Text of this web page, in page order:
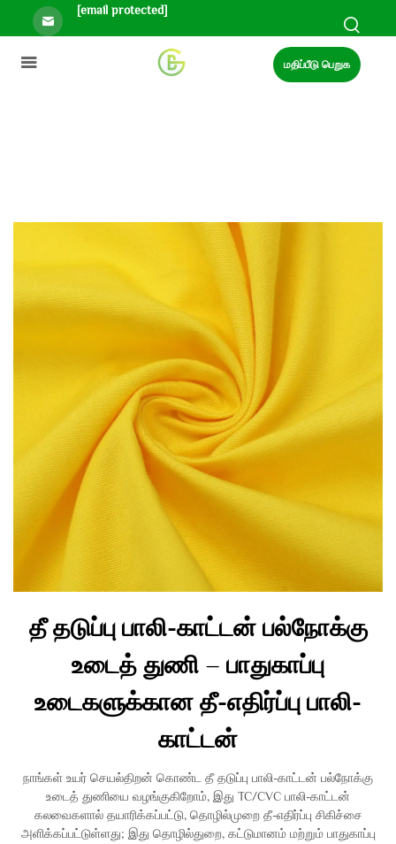
[email protected]
மதிப்பீடு பெறுக
தீ தடுப்பு பாலி-காட்டன் பல்நோக்கு
உடைத் துணி – பாதுகாப்பு
உடைகளுக்கான தீ-எதிர்ப்பு பாலி-
காட்டன்
நாங்கள் உயர் செயல்திறன் கொண்ட தீ தடுப்பு பாலி-காட்டன் பல்நோக்கு
உடைத் துணியை வழங்குகிறோம், இது TC/CVC பாலி-காட்டன்
கலவைகளால் தயாரிக்கப்பட்டு, தொழில்முறை தீ-எதிர்ப்பு சிகிச்சை
அளிக்கப்பட்டுள்ளது; இது தொழில்துறை, கட்டுமானம் மற்றும் பாதுகாப்பு